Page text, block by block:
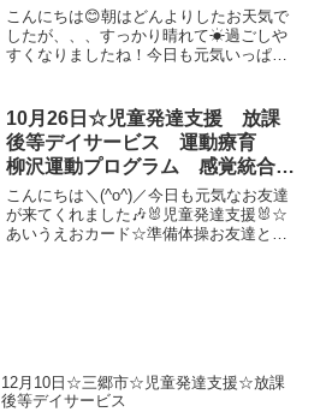
こんにちは😊朝はどんよりしたお天気で
したが、、、すっかり晴れて☀過ごしや
すくなりましたね！今日も元気いっぱい
パズル☀準備体操「ラーメン体操」☀壁
倒立以前まで肘...
10月26日☆児童発達支援 放課
後等デイサービス 運動療育
柳沢運動プログラム 感覚統合
自閉症スペクトラム ＡＤＨＤ
ＬＤ 発達障害 三郷市 吉川
市 八潮市
こんにちは＼(^o^)／今日も元気なお友達
が来てくれました🎶🐰児童発達支援🐰☆
あいうえおカード☆準備体操お友達と
12月10日☆三郷市☆児童発達支援☆放課
後等デイサービス